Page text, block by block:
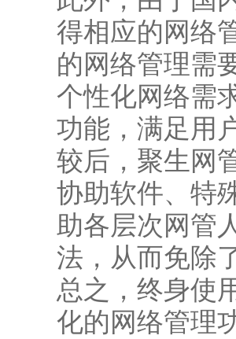
得相应的网络
的网络管理需
个性化网络需
功能，满足用
较后，聚生网
协助软件、特
助各层次网管
法，从而免除
总之， 终身使
化的网络管理